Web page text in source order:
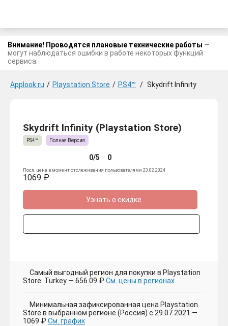
Внимание! Проводятся плановые технические работы —
могут наблюдаться ошибки в работе некоторых функций
сервиса.
Applook.ru / Playstation Store / PS4™ / Skydrift Infinity
Skydrift Infinity (Playstation Store)
PS4™ Полная Версия
0/5 0
Посл. цена в момент отслеживания пользователями 23.02.2024
1069 ₽
Узнать о скидке
Самый выгодный регион для покупки в Playstation
Store: Turkey — 656.09 ₽ См. цены в регионах
Минимальная зафиксированная цена Playstation
Store в выбранном регионе (Россия) с 29.07.2021 —
1069 ₽ См. график